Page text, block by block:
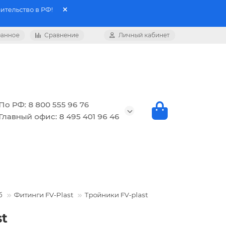
в РФ!
Сравнение Личный кабинет
РФ: 8 800 555 96 76
офис: 8 495 401 96 46
Фитинги FV-Plast Тройники FV-plast